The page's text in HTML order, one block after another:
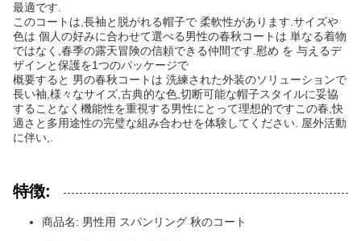
最適です.
このコートは,長袖と脱がれる帽子で 柔軟性があります.サイズや
色は 個人の好みに合わせて選べる男性の春秋コートは 単なる着物
ではなく,春季の露天冒険の信頼できる仲間です.慰め を 与えるデ
ザインと保護を1つのパッケージで
概要すると 男の春秋コートは 洗練された外装のソリューションで
長い袖,様々なサイズ,古典的な色,切断可能な帽子スタイルに妥協
することなく機能性を重視する男性にとって理想的ですこの春,快
適さと多用途性の完璧な組み合わせを体験してください. 屋外活動
に伴い,.
特徴:
商品名: 男性用 スパンリング 秋のコート